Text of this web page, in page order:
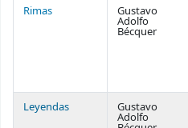
Rimas Gustavo
Adolfo
Bécquer
Leyendas Gustavo
Adolfo